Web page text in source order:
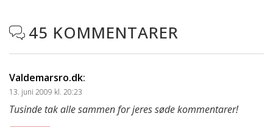
 45 KOMMENTARER
Valdemarsro.dk:
13. juni 2009 kl. 20:23
Tusinde tak alle sammen for jeres søde kommentarer!